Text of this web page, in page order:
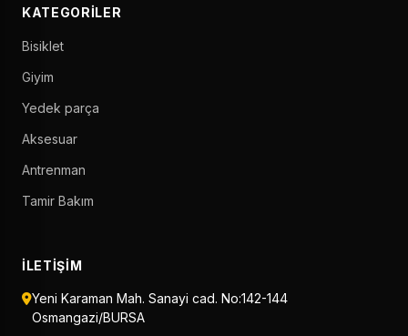
KATEGORILER
Bisiklet
Giyim
Yedek parça
Aksesuar
Antrenman
Tamir Bakım
İLETIŞIM
Yeni Karaman Mah. Sanayi cad. No:142-144
Osmangazi/BURSA